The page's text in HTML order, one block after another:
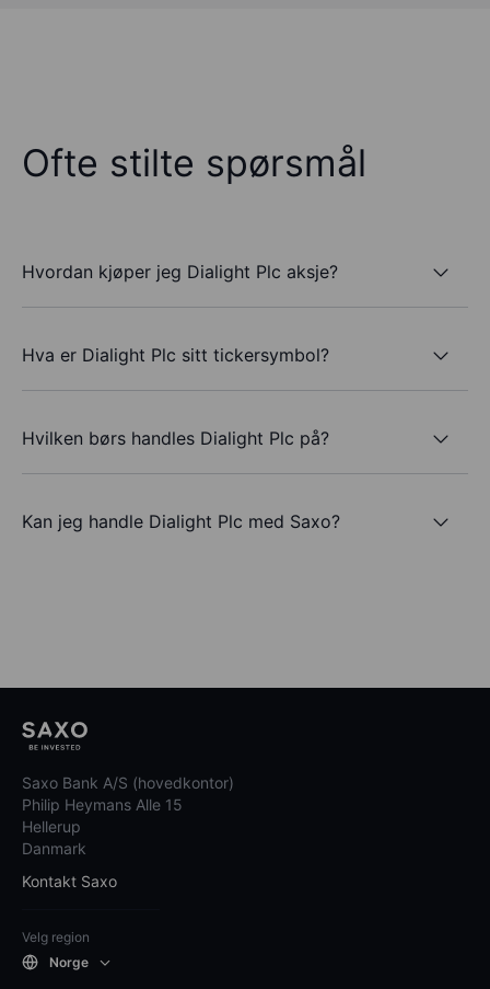
Ofte stilte spørsmål
Hvordan kjøper jeg Dialight Plc aksje?
Hva er Dialight Plc sitt tickersymbol?
Hvilken børs handles Dialight Plc på?
Kan jeg handle Dialight Plc med Saxo?
Saxo Bank A/S (hovedkontor)
Philip Heymans Alle 15
Hellerup
Danmark
Kontakt Saxo
Velg region
Norge